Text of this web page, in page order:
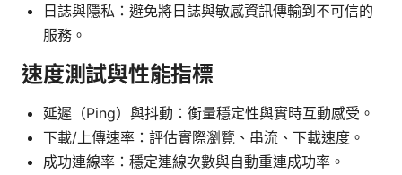
日誌與隱私：避免將日誌與敏感資訊傳輸到不可信的
服務。
速度測試與性能指標
延遲（Ping）與抖動：衡量穩定性與實時互動感受。
下載/上傳速率：評估實際瀏覽、串流、下載速度。
成功連線率：穩定連線次數與自動重連成功率。